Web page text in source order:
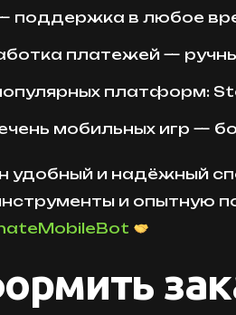
поддержка в любое
платежей —
платформ:
мобильных игр —
удобный и надёжный
и опытную